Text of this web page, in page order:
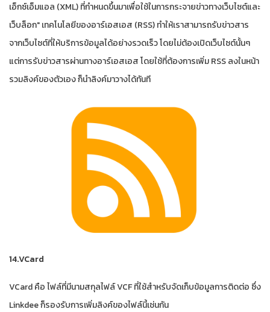
เอ็กซ์เอ็มแอล (XML) ที่กำหนดขึ้นมาเพื่อใช้ในการกระจายข่าวทางเว็บไซต์และ
เว็บล็อก" เทคโนโลยีของอาร์เอสเอส (RSS) ทำให้เราสามารถรับข่าวสาร
จากเว็บไซต์ที่ให้บริการข้อมูลได้อย่างรวดเร็ว โดยไม่ต้องเปิดเว็บไซต์นั้นๆ
แต่การรับข่าวสารผ่านทางอาร์เอสเอส โดยใช้ที่ต้องการเพิ่ม RSS ลงในหน้า
รวมลิงค์ของตัวเอง ก็นำลิงค์มาวางได้ทันที
14.VCard
VCard คือ ไฟล์ที่มีนามสกุลไฟล์ VCF ที่ใช้สำหรับจัดเก็บข้อมูลการติดต่อ ซึ่ง
Linkdee ก็รองรับการเพิ่มลิงค์ของไฟล์นี้เช่นกัน